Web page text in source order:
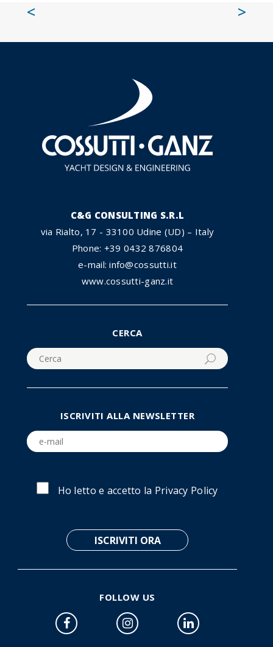
< >
C&G CONSULTING S.R.L
via Rialto, 17 - 33100 Udine (UD) – Italy
Phone: +39 0432 876804
e-mail: info@cossutti.it
www.cossutti-ganz.it
CERCA
ISCRIVITI ALLA NEWSLETTER
Ho letto e accetto la Privacy Policy
FOLLOW US